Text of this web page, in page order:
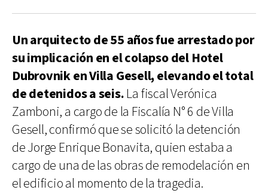
Un arquitecto de 55 años fue arrestado por
su implicación en el colapso del Hotel
Dubrovnik en Villa Gesell, elevando el total
de detenidos a seis.La fiscal Verónica
Zamboni, a cargo de la Fiscalía N° 6 de Villa
Gesell, confirmó que se solicitó la detención
de Jorge Enrique Bonavita, quien estaba a
cargo de una de las obras de remodelación en
el edificio al momento de la tragedia.